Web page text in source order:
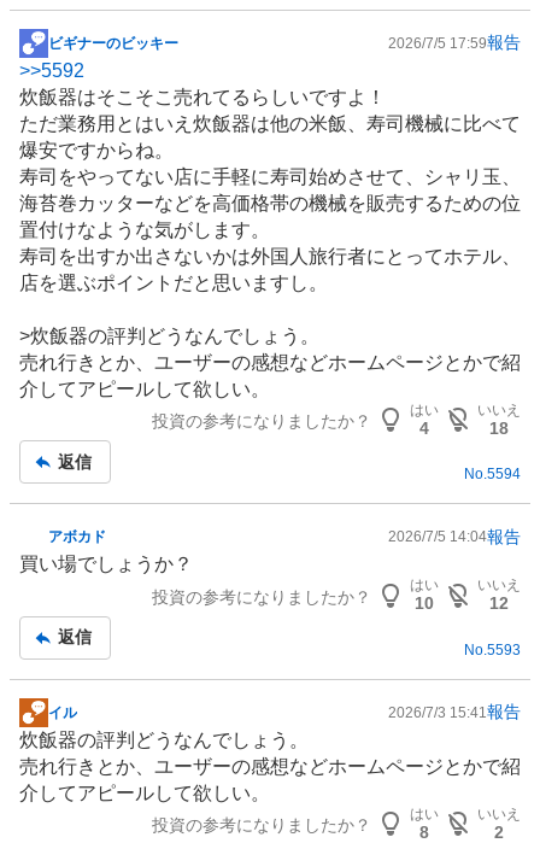
掲
示
板
記
事
ビギナーのビッキー 2026/7/5 17:59報告
>>5592
炊飯器はそこそこ売れてるらしいですよ！
ただ業務用とはいえ炊飯器は他の米飯、寿司機械に比べて
爆安ですからね。
寿司をやってない店に手軽に寿司始めさせて、シャリ玉、
海苔巻カッターなどを高価格帯の機械を販売するための位
置付けなような気がします。
寿司を出すか出さないかは外国人旅行者にとってホテル
店を選ぶポイントだと思いますし。
>炊飯器の評判どうなんでしょう。
売れ行きとか、ユーザーの感想などホームページとかで紹
介してアピールして欲しい。
投資の参考になりましたか？
はい
4
いいえ
18
返信
No.5594
示
事
アボカド 2026/7/5 14:04報告
買い場でしょうか？
投資の参考になりましたか？
はい
10
いいえ
12
返信
No. 5593
掲
示
板
記
イル 2026/7/3 15:41 報告
炊飯器の評判どうなんでしょう。
売れ行きとか、ユーザーの感想などホームページとかで紹
介してアピールして欲しい。
投資の参考になりましたか？
はい
8
いいえ
2